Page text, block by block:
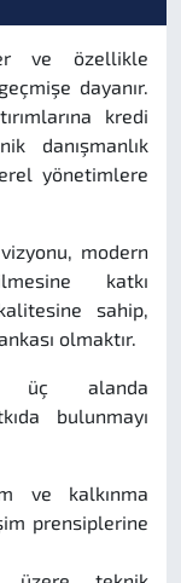
ve özellikle
dayanır.
kredi
danışmanlık
yönetimlere
modern
katkı
sahip,
olmaktır.
üç alanda
bulunmayı
ve kalkınma
prensiplerine